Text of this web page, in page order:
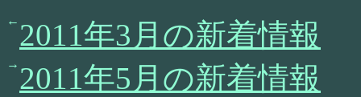
2011年3月の新着情報
2011年5月の新着情報